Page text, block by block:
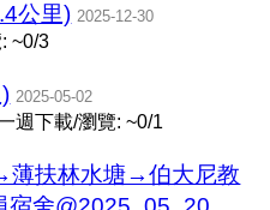
公里) 2025-12-30
~0/3
2025-05-02
週下載/瀏覽: ~0/1
扶林水塘→伯大尼教